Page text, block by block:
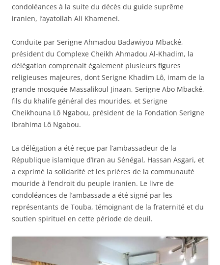
condoléances à la suite du décès du guide suprême
iranien, l’ayatollah Ali Khamenei.
Conduite par Serigne Ahmadou Badawiyou Mbacké,
président du Complexe Cheikh Ahmadou Al-Khadim, la
délégation comprenait également plusieurs figures
religieuses majeures, dont Serigne Khadim Lô, imam de la
grande mosquée Massalikoul Jinaan, Serigne Abo Mbacké,
fils du khalife général des mourides, et Serigne
Cheikhouna Lô Ngabou, président de la Fondation Serigne
Ibrahima Lô Ngabou.
La délégation a été reçue par l’ambassadeur de la
République islamique d’Iran au Sénégal, Hassan Asgari, et
a exprimé la solidarité et les prières de la communauté
mouride à l’endroit du peuple iranien. Le livre de
condoléances de l’ambassade a été signé par les
représentants de Touba, témoignant de la fraternité et du
soutien spirituel en cette période de deuil.